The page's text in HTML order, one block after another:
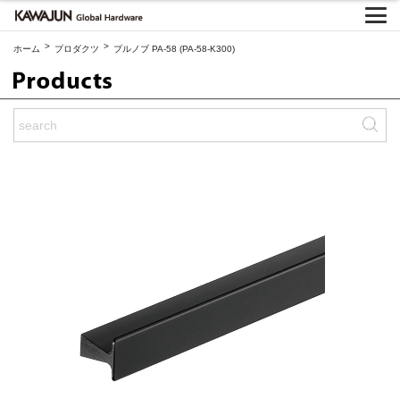
ホーム > プロダクツ > プルノブ PA-58 (PA-58-K300)